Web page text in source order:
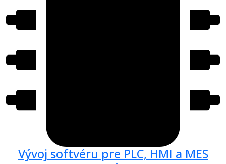
Vývoj softvéru pre PLC, HMI a MES